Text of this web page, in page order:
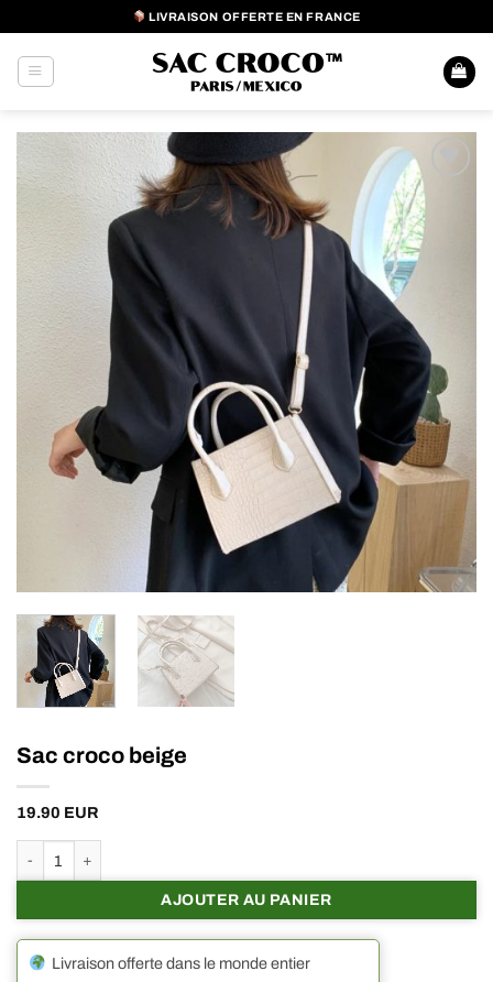
au
contenu
LIVRAISON OFFERTE EN FRANCE
Sac croco beige
19.90 EUR
AJOUTER AU PANIER
Livraison offerte dans le monde entier